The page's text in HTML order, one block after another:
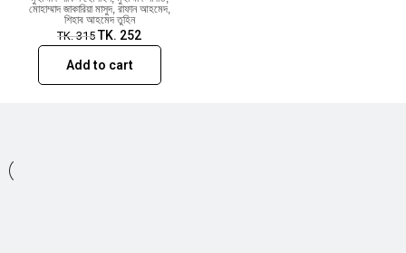
মোহাম্মাদ জাকারিয়া মাসুদ, রাফান আহমেদ,
শিহাব আহমেদ তুহিন
TK.315 TK. 252
Add to cart